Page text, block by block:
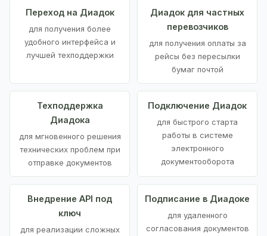
Переход на Диадок
для получения более
удобного интерфейса и
лучшей техподдержки
Диадок для частных
перевозчиков
для получения оплаты за
рейсы без пересылки
бумаг почтой
Техподдержка
Диадока
для мгновенного решения
технических проблем при
отправке документов
Подключение Диадок
для быстрого старта
работы в системе
электронного
документооборота
Внедрение API под
ключ
для реализации сложных
Подписание в Диадоке
для удаленного
согласования документов